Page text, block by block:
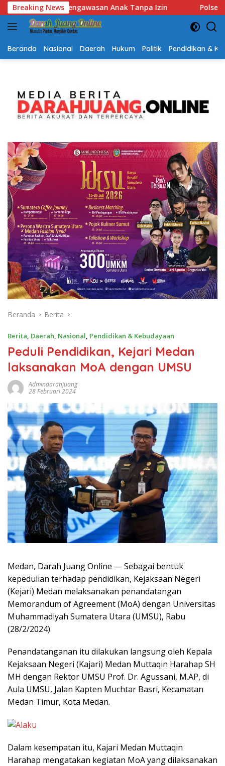
Langsung
ke
konten
Breaking News
Izin Polsek Lubuk Baja Amankan Dua
Beranda Nasional Daerah Hukum Politik Pendidikan &
Beranda Berita
Berita, Daerah, Nasional, Pendidikan & Kebudayaan
Peduli Pendidikan, Kejari Medan
laksanakan MoA dengan UMSU
Admindarahjuang
28 Februari 2024
Medan, Darah Juang Online — Sebagai bentuk
kepedulian terhadap pendidikan, Kejaksaan Negeri
(Kejari) Medan melaksanakan penandatangan
Memorandum of Agreement (MoA) dengan Universitas
Muhammadiyah Sumatera Utara (UMSU), Rabu
(28/2/2024).
Penandatanganan itu dilakukan langsung oleh Kepala
Kejaksaan Negeri (Kajari) Medan Muttaqin Harahap SH
MH dengan Rektor UMSU Prof. Dr. Agussani, M.AP, di
Aula UMSU, Jalan Kapten Muchtar Basri, Kecamatan
Medan Timur, Kota Medan.
Dalam kesempatan itu, Kajari Medan Muttaqin
Harahap mengatakan kegiatan MoA yang dilaksanakan